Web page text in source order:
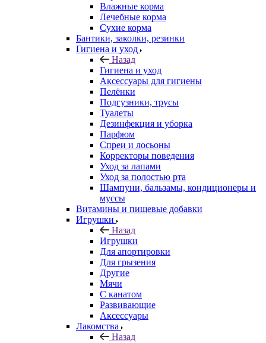
Влажные корма
Лечебные корма
Сухие корма
Бантики, заколки, резинки
Гигиена и уход
Назад
Гигиена и уход
Аксессуары для гигиены
Пелёнки
Подгузники, трусы
Туалеты
Дезинфекция и уборка
Парфюм
Спреи и лосьоны
Корректоры поведения
Уход за лапами
Уход за полостью рта
Шампуни, бальзамы, кондиционеры и
муссы
Витамины и пищевые добавки
Игрушки
Назад
Игрушки
Для апортировки
Для грызения
Другие
Мячи
С канатом
Развивающие
Аксессуары
Лакомства
Назад